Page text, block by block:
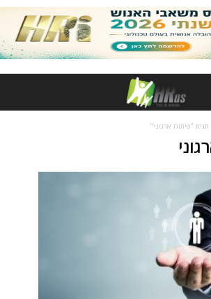
"פיתוח ארגוני"